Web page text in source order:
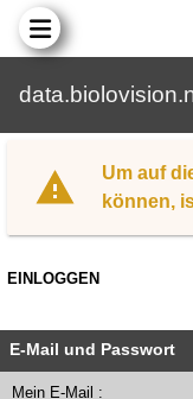
Um auf
können,
EINLOGGEN
E-Mail und Passwort
Mein E-Mail :